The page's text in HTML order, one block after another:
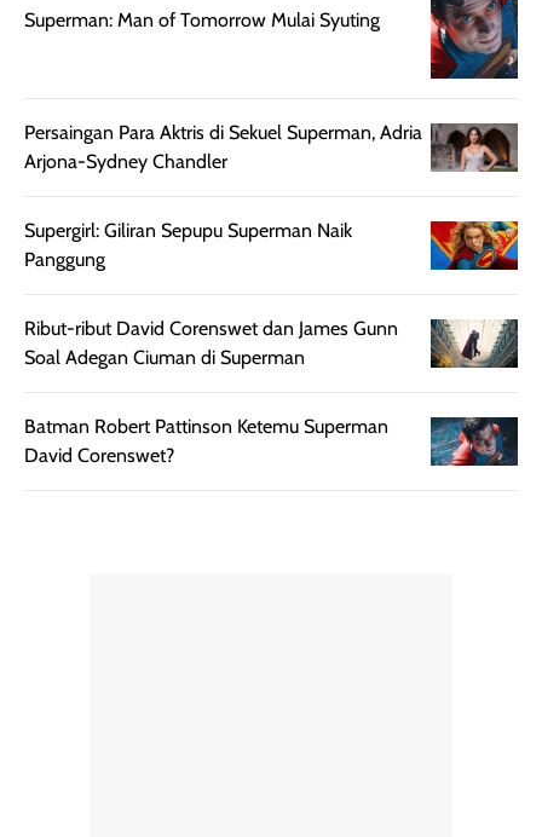
Superman: Man of Tomorrow Mulai Syuting
Persaingan Para Aktris di Sekuel Superman, Adria
Arjona-Sydney Chandler
Supergirl: Giliran Sepupu Superman Naik
Panggung
Ribut-ribut David Corenswet dan James Gunn
Soal Adegan Ciuman di Superman
Batman Robert Pattinson Ketemu Superman
David Corenswet?